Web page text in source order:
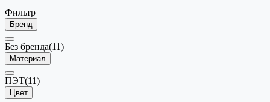
Фильтр
Бренд
Без бренда(11)
Материал
ПЭТ(11)
Цвет